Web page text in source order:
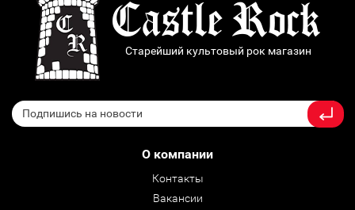
Старейший культовый рок магазин
О компании
Контакты
Вакансии